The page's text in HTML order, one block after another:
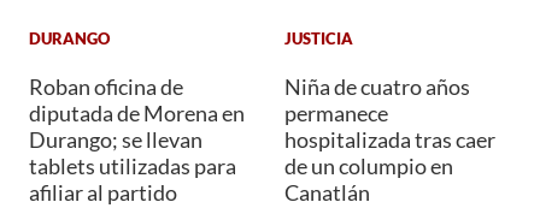
DURANGO
Roban oficina de
diputada de Morena en
Durango; se llevan
tablets utilizadas para
afiliar al partido
JUSTICIA
Niña de cuatro años
permanece
hospitalizada tras caer
de un columpio en
Canatlán